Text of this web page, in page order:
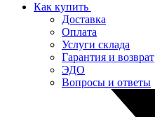
Как купить
Доставка
Оплата
Услуги склада
Гарантия и возврат
ЭДО
Вопросы и ответы